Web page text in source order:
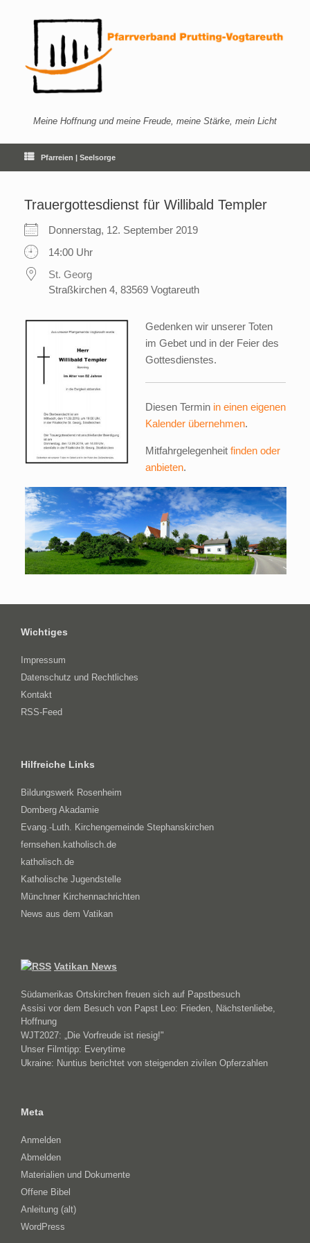
Meine Hoffnung und meine Freude, meine Stärke, mein Licht
Pfarreien | Seelsorge
Trauergottesdienst für Willibald Templer
Donnerstag, 12. September 2019
14:00 Uhr
St. Georg
Straßkirchen 4, 83569 Vogtareuth
Gedenken wir unserer Toten
im Gebet und in der Feier des
Gottesdienstes.
Diesen Termin in einen eigenen
Kalender übernehmen.
Mitfahrgelegenheit finden oder
anbieten.
Wichtiges
Impressum
Datenschutz und Rechtliches
Kontakt
RSS-Feed
Hilfreiche Links
Bildungswerk Rosenheim
Domberg Akadamie
Evang.-Luth. Kirchengemeinde Stephanskirchen
fernsehen.katholisch.de
katholisch.de
Katholische Jugendstelle
Münchner Kirchennachrichten
News aus dem Vatikan
Vatikan News
Südamerikas Ortskirchen freuen sich auf Papstbesuch
Assisi vor dem Besuch von Papst Leo: Frieden, Nächstenliebe,
Hoffnung
WJT2027: „Die Vorfreude ist riesig!"
Unser Filmtipp: Everytime
Ukraine: Nuntius berichtet von steigenden zivilen Opferzahlen
Meta
Anmelden
Abmelden
Materialien und Dokumente
Offene Bibel
Anleitung (alt)
WordPress